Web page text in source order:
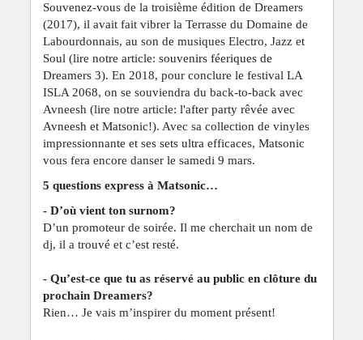
Souvenez-vous de la troisième édition de Dreamers
(2017), il avait fait vibrer la Terrasse du Domaine de
Labourdonnais, au son de musiques Electro, Jazz et
Soul (lire notre article: souvenirs féeriques de
Dreamers 3). En 2018, pour conclure le festival LA
ISLA 2068, on se souviendra du back-to-back avec
Avneesh (lire notre article: l'after party rêvée avec
Avneesh et Matsonic!). Avec sa collection de vinyles
impressionnante et ses sets ultra efficaces, Matsonic
vous fera encore danser le samedi 9 mars.
5 questions express à Matsonic…
- D’où vient ton surnom?
D’un promoteur de soirée. Il me cherchait un nom de
dj, il a trouvé et c’est resté.
- Qu’est-ce que tu as réservé au public en clôture du
prochain Dreamers?
Rien… Je vais m’inspirer du moment présent!